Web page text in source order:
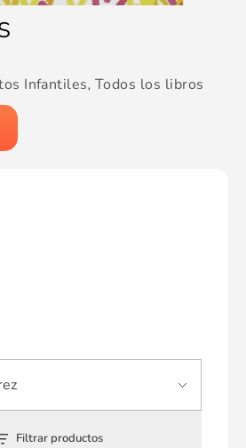
Filtrar productos
Infantiles, Todos los libros